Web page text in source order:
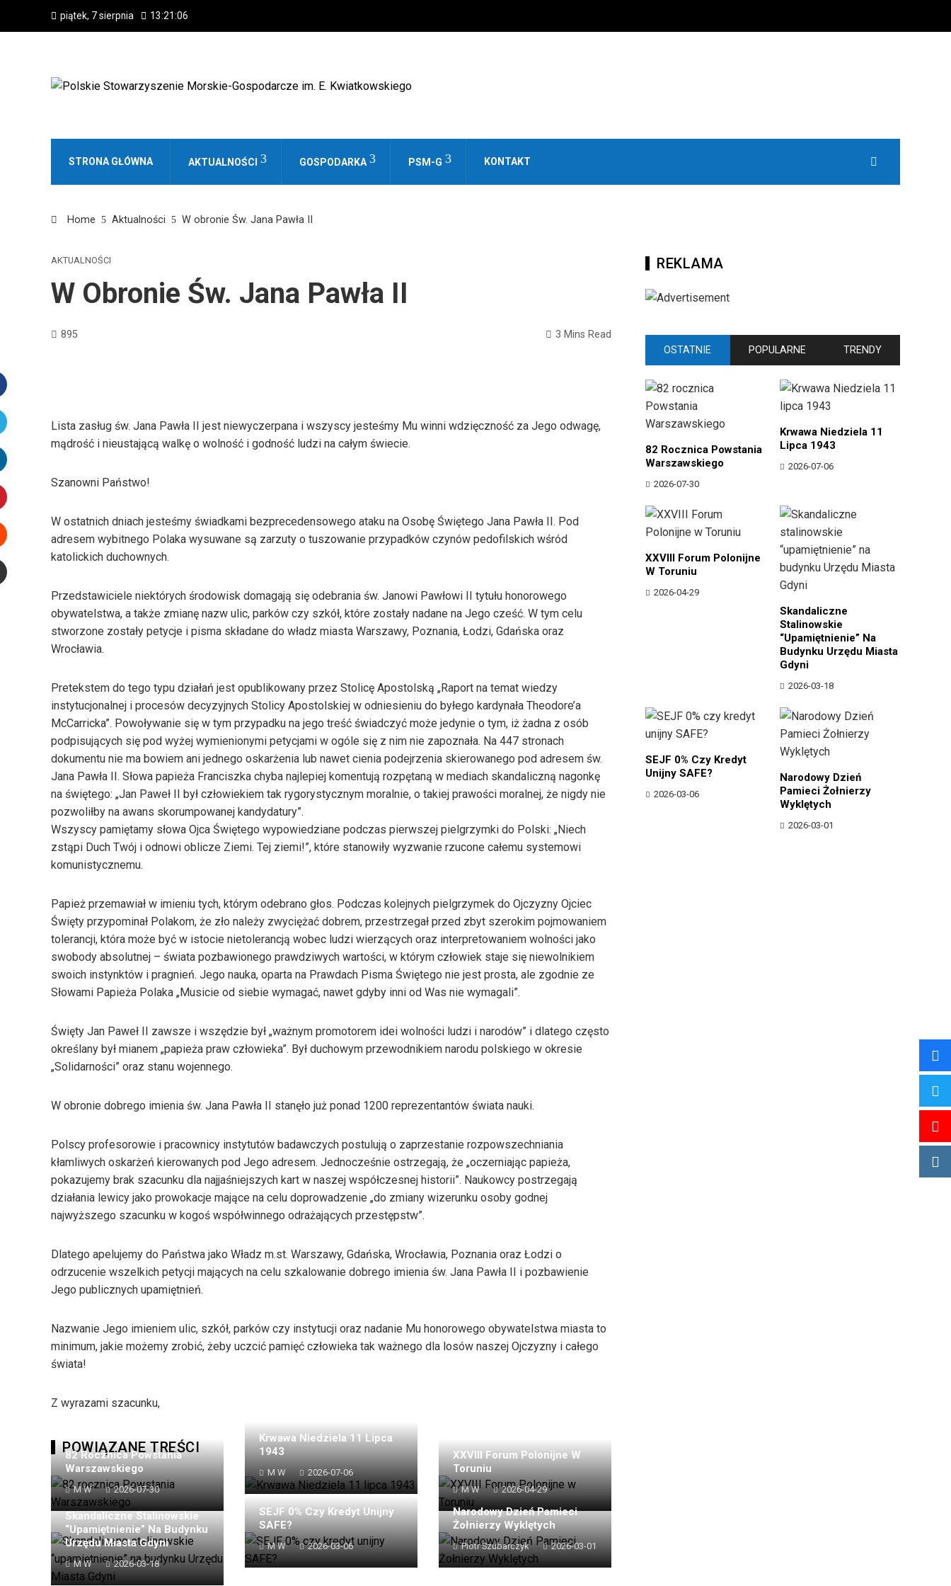
piątek, 7 sierpnia 13:21:06
STRONA GŁÓWNA AKTUALNOŚCI GOSPODARKA PSM-G KONTAKT
Home Aktualności W obronie Św. Jana Pawła II
AKTUALNOŚCI
W Obronie Św. Jana Pawła II
895 3 Mins Read
Lista zasług św. Jana Pawła II jest niewyczerpana i wszyscy jesteśmy Mu winni wdzięczność za Jego odwagę,
mądrość i nieustającą walkę o wolność i godność ludzi na całym świecie.
Szanowni Państwo!
W ostatnich dniach jesteśmy świadkami bezprecedensowego ataku na Osobę Świętego Jana Pawła II. Pod
adresem wybitnego Polaka wysuwane są zarzuty o tuszowanie przypadków czynów pedofilskich wśród
katolickich duchownych.
Przedstawiciele niektórych środowisk domagają się odebrania św. Janowi Pawłowi II tytułu honorowego
obywatelstwa, a także zmianę nazw ulic, parków czy szkół, które zostały nadane na Jego cześć. W tym celu
stworzone zostały petycje i pisma składane do władz miasta Warszawy, Poznania, Łodzi, Gdańska oraz
Wrocławia.
Pretekstem do tego typu działań jest opublikowany przez Stolicę Apostolską „Raport na temat wiedzy
instytucjonalnej i procesów decyzyjnych Stolicy Apostolskiej w odniesieniu do byłego kardynała Theodore’a
McCarricka”. Powoływanie się w tym przypadku na jego treść świadczyć może jedynie o tym, iż żadna z osób
podpisujących się pod wyżej wymienionymi petycjami w ogóle się z nim nie zapoznała. Na 447 stronach
dokumentu nie ma bowiem ani jednego oskarżenia lub nawet cienia podejrzenia skierowanego pod adresem św.
Jana Pawła II. Słowa papieża Franciszka chyba najlepiej komentują rozpętaną w mediach skandaliczną nagonkę
na świętego: „Jan Paweł II był człowiekiem tak rygorystycznym moralnie, o takiej prawości moralnej, że nigdy nie
pozwoliłby na awans skorumpowanej kandydatury”.
Wszyscy pamiętamy słowa Ojca Świętego wypowiedziane podczas pierwszej pielgrzymki do Polski: „Niech
zstąpi Duch Twój i odnowi oblicze Ziemi. Tej ziemi!”, które stanowiły wyzwanie rzucone całemu systemowi
komunistycznemu.
Papież przemawiał w imieniu tych, którym odebrano głos. Podczas kolejnych pielgrzymek do Ojczyzny Ojciec
Święty przypominał Polakom, że zło należy zwyciężać dobrem, przestrzegał przed zbyt szerokim pojmowaniem
tolerancji, która może być w istocie nietolerancją wobec ludzi wierzących oraz interpretowaniem wolności jako
swobody absolutnej – świata pozbawionego prawdziwych wartości, w którym człowiek staje się niewolnikiem
swoich instynktów i pragnień. Jego nauka, oparta na Prawdach Pisma Świętego nie jest prosta, ale zgodnie ze
Słowami Papieża Polaka „Musicie od siebie wymagać, nawet gdyby inni od Was nie wymagali”.
Święty Jan Paweł II zawsze i wszędzie był „ważnym promotorem idei wolności ludzi i narodów” i dlatego często
określany był mianem „papieża praw człowieka”. Był duchowym przewodnikiem narodu polskiego w okresie
„Solidarności” oraz stanu wojennego.
W obronie dobrego imienia św. Jana Pawła II stanęło już ponad 1200 reprezentantów świata nauki.
Polscy profesorowie i pracownicy instytutów badawczych postulują o zaprzestanie rozpowszechniania
kłamliwych oskarżeń kierowanych pod Jego adresem. Jednocześnie ostrzegają, że „oczerniając papieża,
pokazujemy brak szacunku dla najjaśniejszych kart w naszej współczesnej historii”. Naukowcy postrzegają
działania lewicy jako prowokacje mające na celu doprowadzenie „do zmiany wizerunku osoby godnej
najwyższego szacunku w kogoś współwinnego odrażających przestępstw”.
Dlatego apelujemy do Państwa jako Władz m.st. Warszawy, Gdańska, Wrocławia, Poznania oraz Łodzi o
odrzucenie wszelkich petycji mających na celu szkalowanie dobrego imienia św. Jana Pawła II i pozbawienie
Jego publicznych upamiętnień.
Nazwanie Jego imieniem ulic, szkół, parków czy instytucji oraz nadanie Mu honorowego obywatelstwa miasta to
minimum, jakie możemy zrobić, żeby uczcić pamięć człowieka tak ważnego dla losów naszej Ojczyzny i całego
świata!
Z wyrazami szacunku,
POWIĄZANE TREŚCI
82 Rocznica Powstania
Warszawskiego
M W 2026-07-30
Krwawa Niedziela 11 Lipca
1943
M W 2026-07-06
XXVIII Forum Polonijne W
Toruniu
M W 2026-04-29
Skandaliczne Stalinowskie
“upamiętnienie” Na Budynku
Urzędu Miasta Gdyni
M W 2026-03-18
SEJF 0% Czy Kredyt Unijny
SAFE?
M W 2026-03-06
Narodowy Dzień Pamieci
Żołnierzy Wyklętych
Piotr Szubarczyk 2026-03-01
REKLAMA
OSTATNIE POPULARNE TRENDY
82 Rocznica Powstania
Warszawskiego
2026-07-30
Krwawa Niedziela 11
Lipca 1943
2026-07-06
XXVIII Forum Polonijne
W Toruniu
2026-04-29
Skandaliczne
Stalinowskie
“upamiętnienie” Na
Budynku Urzędu Miasta
Gdyni
2026-03-18
SEJF 0% Czy Kredyt
Unijny SAFE?
2026-03-06
Narodowy Dzień
Pamieci Żołnierzy
Wyklętych
2026-03-01